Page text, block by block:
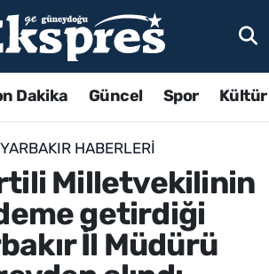
Dakika Güncel Spor
HABERLERI
Milletvekilinin
getirdiği
İl Müdürü